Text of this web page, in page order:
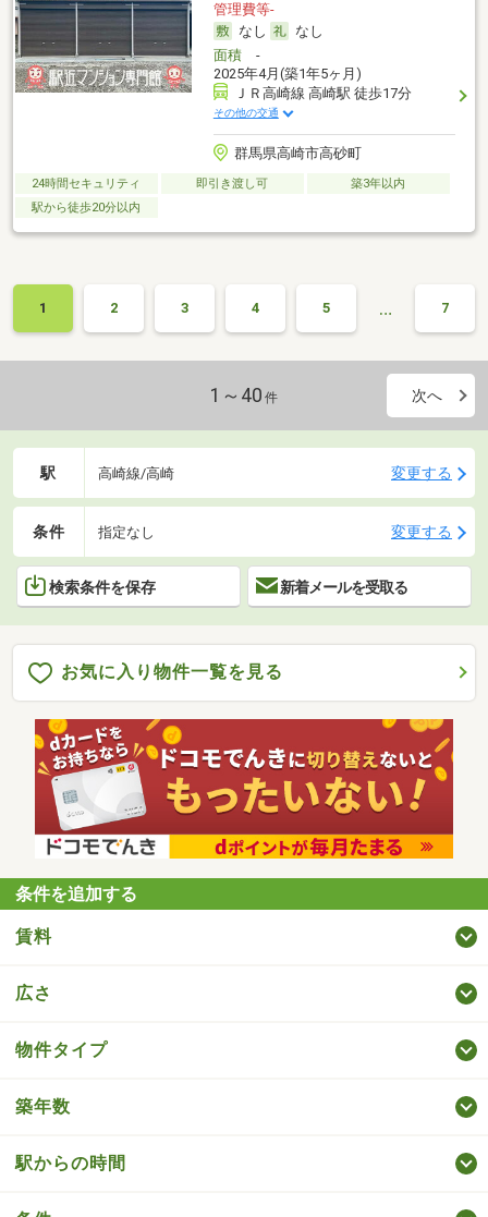
管理費等-
なし
なし
面積-
2025年4月(築1年5ヶ月)
ＪＲ高崎線 高崎駅 徒歩17分
その他の交通
群馬県高崎市高砂町
24時間セキュリティ 即引き渡し可
築3年以内
駅から徒歩20分以内
1 2 3 4 5 … 7
1～40 件 次へ
駅 高崎線/高崎 変更する
条件 指定なし 変更する
検索条件を保存 新着メールを受取る
お気に入り物件一覧を見る
条件を追加する
賃料
広さ
物件タイプ
築年数
駅からの時間